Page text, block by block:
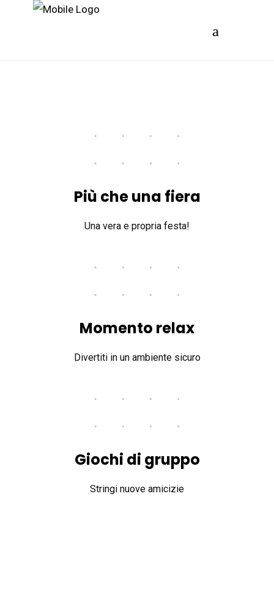
Più che una fiera
Una vera e propria festa!
Momento relax
Divertiti in un ambiente sicuro
Giochi di gruppo
Stringi nuove amicizie